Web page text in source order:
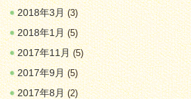
2018年3月(3)
2018年1月(5)
2017年11月(5)
2017年9月(5)
2017年8月(2)